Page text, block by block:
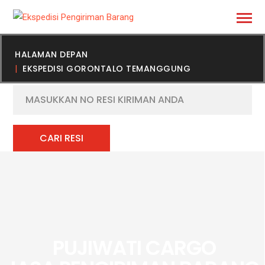
HALAMAN DEPAN
EKSPEDISI GORONTALO TEMANGGUNG